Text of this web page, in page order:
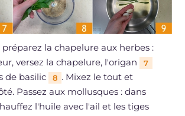
la chapelure aux herbes :
versez la chapelure, l'origan
7
de basilic 8 . Mixez le tout et
Passez aux mollusques : dans
l'huile avec l'ail et les tiges